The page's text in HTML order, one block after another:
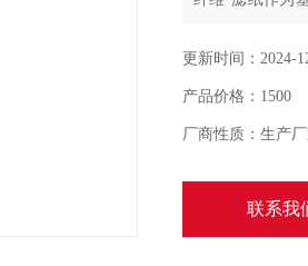
型高效脉冲除尘
更新时间：2024-
产品价格：1500
厂商性质：生产
联系我